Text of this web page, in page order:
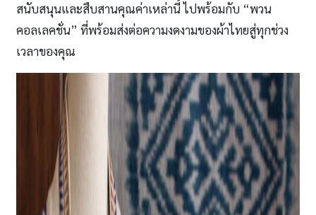
สนับสนุนและสืบสานคุณค่าเหล่านี้ ไปพร้อมกับ “พวน
คอลเลคชั่น” ที่พร้อมส่งต่อความงดงามของผ้าไทยสู่ทุกช่วง
เวลาของคุณ